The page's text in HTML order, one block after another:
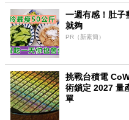
一週有感！肚子
就夠
PR（新素簡）
挑戰台積電
術鎖定 2027 量
單